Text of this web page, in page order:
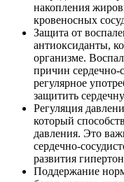
накопления
кровеносных
Защита от
антиоксиданты,
организме.
причин сердечно-
регулярное
защитить
Регуляция
который
давления. Это
сердечно-
развития
Поддержание